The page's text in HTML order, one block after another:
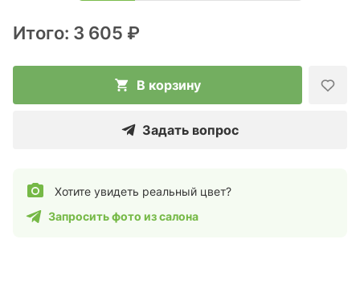
Итого: 3 605 ₽
В корзину
Задать вопрос
Хотите увидеть реальный цвет?
Запросить фото из салона